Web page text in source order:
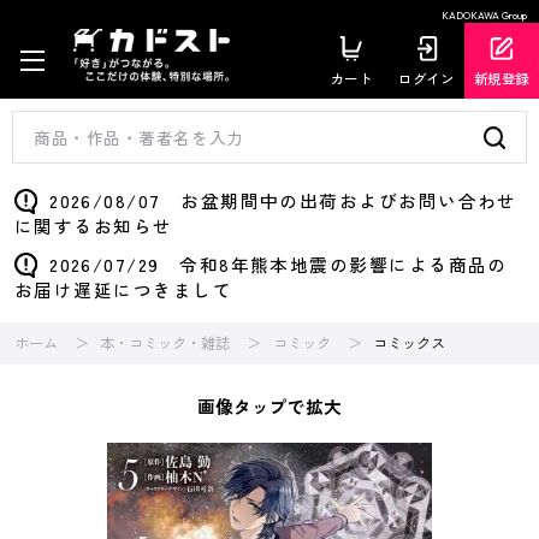
KADOKAWA Group
カート ログイン 新規登録
2026/08/07 お盆期間中の出荷およびお問い合わせ
に関するお知らせ
2026/07/29 令和8年熊本地震の影響による商品の
お届け遅延につきまして
ホーム 本・コミック・雑誌 コミック コミックス
画像タップで拡大